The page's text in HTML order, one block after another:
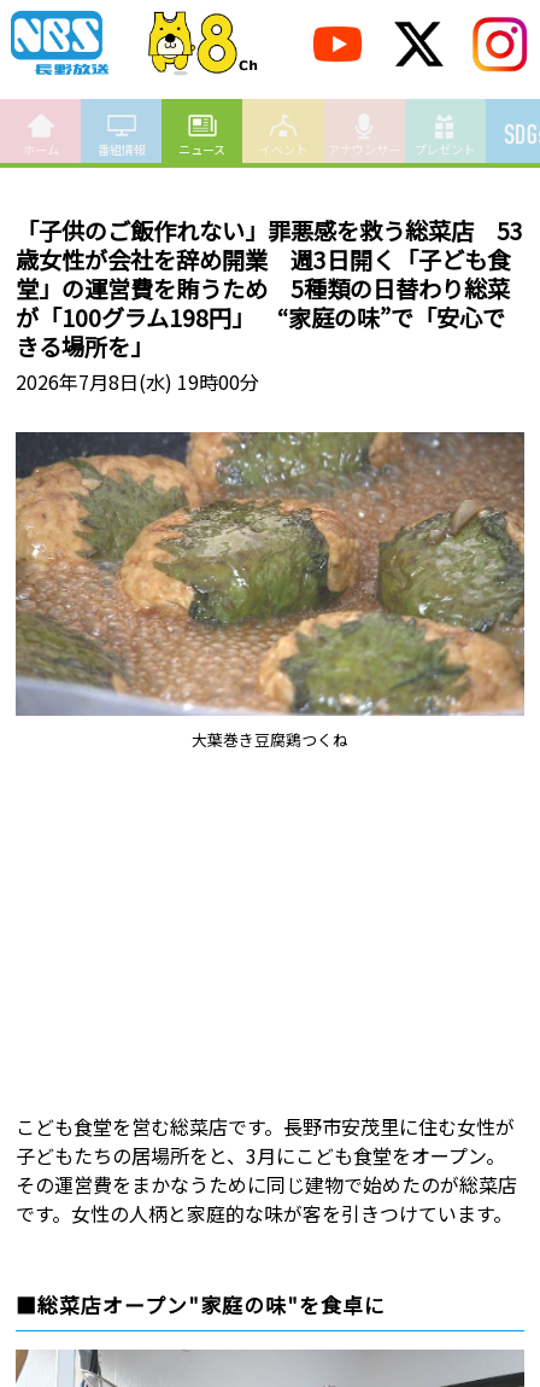
ホーム 番組情報 ニュース イベント アナウンサー プレゼント
「子供のご飯作れない」罪悪感を救う総菜店 53
歳女性が会社を辞め開業 週3日開く「子ども食
堂」の運営費を賄うため 5種類の日替わり総菜
が「100グラム198円」 “家庭の味”で「安心で
きる場所を」
2026年7月8日(水) 19時00分
大葉巻き豆腐鶏つくね
こども食堂を営む総菜店です。長野市安茂里に住む女性が
子どもたちの居場所をと、3月にこども食堂をオープン。
その運営費をまかなうために同じ建物で始めたのが総菜店
です。女性の人柄と家庭的な味が客を引きつけています。
■総菜店オープン"家庭の味"を食卓に